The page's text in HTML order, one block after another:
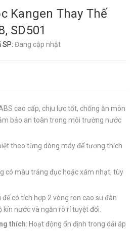
Kangen Thay Thế
SD501
SP: Đang cập nhật
cao cấp, chịu lực tốt, chống ăn mòn
bảo an toàn trong môi trường nước
theo từng dòng máy để tương thích
có màu trắng đục hoặc xám nhạt, tùy
đế có tích hợp 2 vòng ron cao su đàn
kín nước và ngăn rò rỉ tuyệt đối.
thích: Hoạt động ổn định trong dải áp